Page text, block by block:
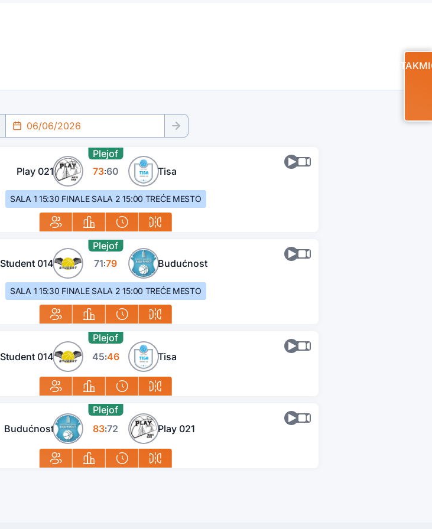
Play 021 73:60 Tisa
SALA 1 15:30 FINALE SALA 2 15:00 TREĆE MESTO
Plejof
Student 014 71:79 Budućnost
SALA 1 15:30 FINALE SALA 2 15:00 TREĆE MESTO
Plejof
Student 014 45:46 Tisa
Plejof
Budućnost 83:72 Play 021
Plejof